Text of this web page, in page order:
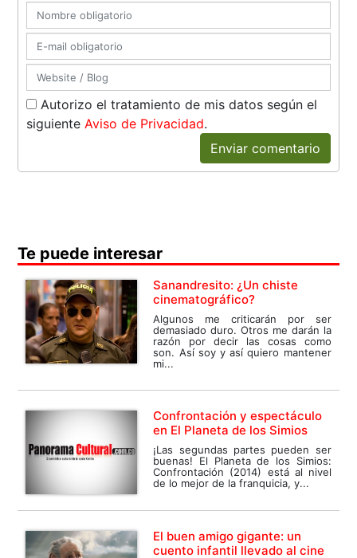
Autorizo el tratamiento de mis datos según el
siguiente Aviso de Privacidad.
Enviar comentario
Te puede interesar
Sanandresito: ¿Un chiste
cinematográfico?
Algunos me criticarán por ser
demasiado duro. Otros me darán la
razón por decir las cosas como
son. Así soy y así quiero mantener
mi...
Confrontación y espectáculo
en El Planeta de los Simios
¡Las segundas partes pueden ser
buenas! El Planeta de los Simios:
Confrontación (2014) está al nivel
de lo mejor de la franquicia, y...
El buen amigo gigante: un
cuento infantil llevado al cine